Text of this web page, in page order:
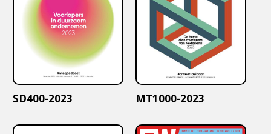
SD400-2023 MT1000-2023